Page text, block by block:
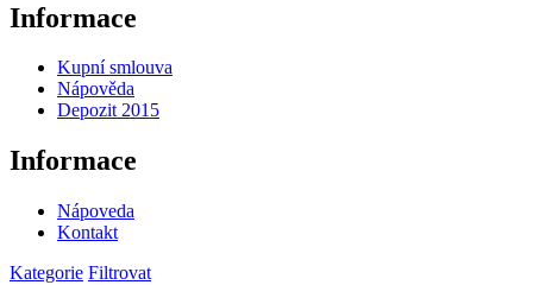
Informace
Kupní smlouva
Nápověda
Depozit 2015
Informace
Nápoveda
Kontakt
Kategorie Filtrovat